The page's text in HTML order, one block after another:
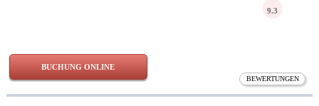
BEWERTUNGEN
9.3
BUCHUNG ONLINE